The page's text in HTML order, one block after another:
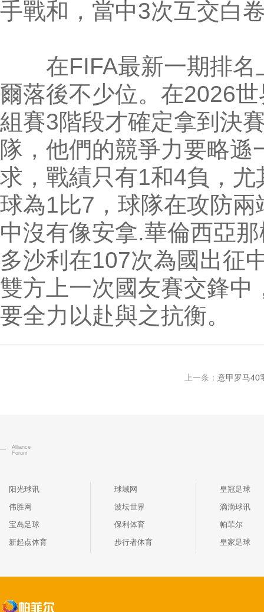
手戰和，當中3次互交白
在FIFA最新一期排名
爾落後不少位。在2026
組賽3階段才確定拿到決
隊，他們的競爭力要略
求，戰績只有1和4負，
球為1比7，球隊在攻防
中沒有像安拿.華倫西亞
多沙利在107次為國出征
雙方上一次國友賽交鋒中
要全力以赴與之抗衡。
上一条： 意甲罗马40
Alliance
Forum
阳光球讯 球域网
皇冠足球
伟胜网
波坛世界
滴滴球讯
宝岛足球
保利体育
帕菲尔
新起点体育
步行者体育 皇家足球